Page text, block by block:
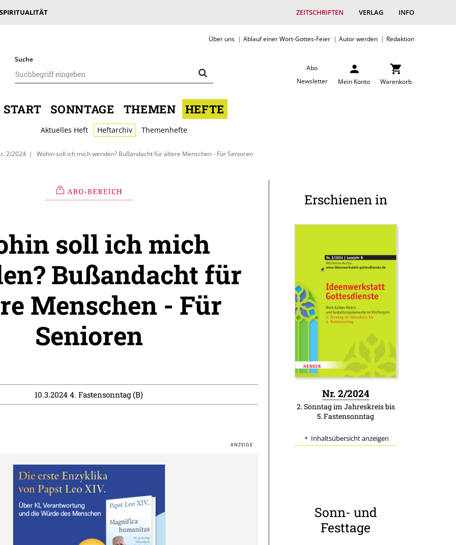
ZEITSCHRIFTEN VERLAG INFO
Über uns Ablauf einer Wort-Gottes-Feier Autor werden Redaktion
Suche
Abo
Newsletter
Mein Konto Warenkorb
START SONNTAGE THEMEN HEFTE
Aktuelles Heft Heftarchiv Themenhefte
2/2024 Wohin soll ich mich wenden? Bußandacht für ältere Menschen - Für Senioren
soll ich mich
Bußandacht für
Menschen - Für
Senioren
10.3.2024 4. Fastensonntag (B)
Erschienen in
Nr. 2/2024:
2. Sonntag im Jahreskreis bis
5. Fastensonntag
Inhaltsübersicht anzeigen
Sonn- und
Festtage